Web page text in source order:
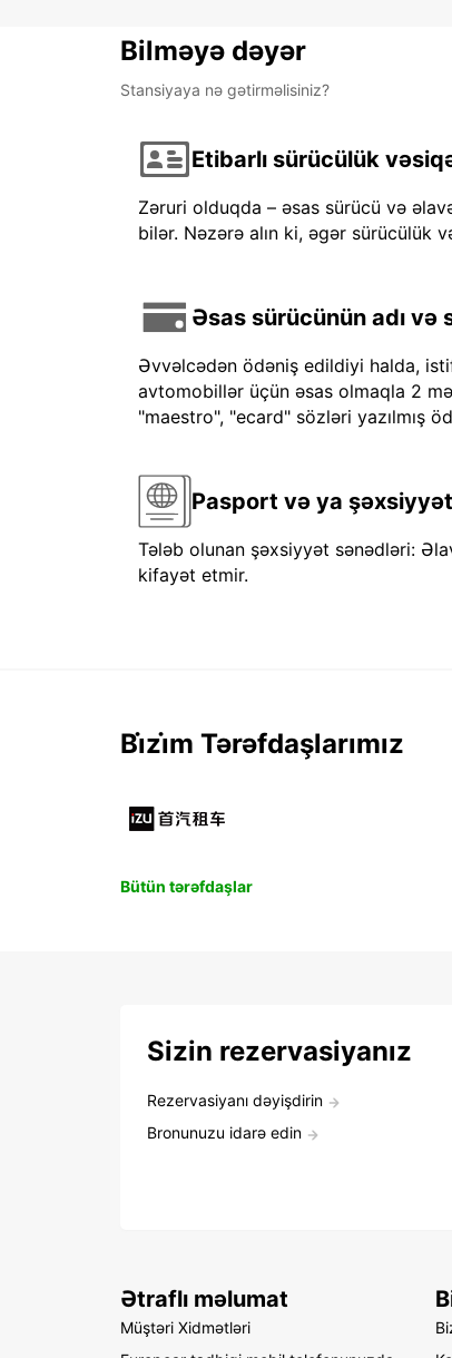
Bilməyə dəyər
Stansiyaya nə gətirməlisiniz?
Etibarlı sürücülük
Zəruri olduqda – əsas sürücü və
bilər. Nəzərə alın ki, əgər sürücülük
Əsas sürücünün adı və
Əvvəlcədən ödəniş edildiyi halda,
avtomobillər üçün əsas olmaqla 2
"maestro", "ecard" sözləri yazılmış
Pasport və ya
Tələb olunan şəxsiyyət sənədləri:
kifayət etmir.
Bi̇zi̇m Tərəfdaşlarımız
Bütün tərəfdaşlar
Sizin rezervasiyanız
Rezervasiyanı dəyişdirin
Bronunuzu idarə edin
Ətraflı məlumat
Müştəri Xidmətləri